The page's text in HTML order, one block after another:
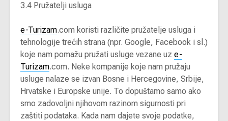
3.4 Pružatelji usluga
e-Turizam.com koristi različite pružatelje usluga i
tehnologije trećih strana (npr. Google, Facebook i sl.)
koje nam pomažu pružati usluge vezane uz e-
Turizam.com. Neke kompanije koje nam pružaju
usluge nalaze se izvan Bosne i Hercegovine, Srbije,
Hrvatske i Europske unije. To dopuštamo samo ako
smo zadovoljni njihovom razinom sigurnosti pri
zaštiti podataka. Kada nam dajete svoje podatke,